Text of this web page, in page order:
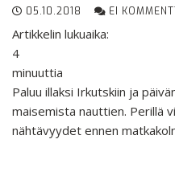
05.10.2018 EI
Artikkelin lukuaika:
4
minuuttia
Paluu illaksi Irkutskiin ja
maisemista nauttien. Perillä
nähtävyydet ennen